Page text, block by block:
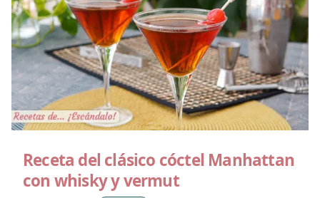
Receta del clásico cóctel Manhattan
con whisky y vermut